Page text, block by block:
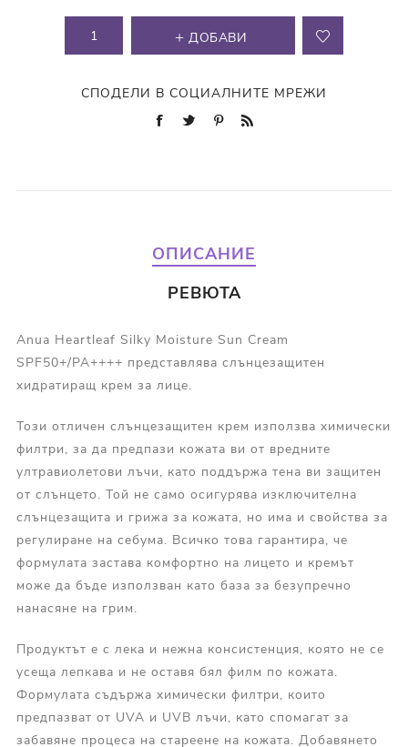
ДОБАВИ
СПОДЕЛИ В СОЦИАЛНИТЕ МРЕЖИ
ОПИСАНИЕ
РЕВЮТА
Anua Heartleaf Silky Moisture Sun Cream
SPF50+/PA++++ представлява слънцезащитен
хидратиращ крем за лице.
Този отличен слънцезащитен крем използва химически
филтри, за да предпази кожата ви от вредните
ултравиолетови лъчи, като поддържа тена ви защитен
от слънцето. Той не само осигурява изключителна
слънцезащита и грижа за кожата, но има и свойства за
регулиране на себума. Всичко това гарантира, че
формулата застава комфортно на лицето и кремът
може да бъде използван като база за безупречно
нанасяне на грим.
Продуктът е с лека и нежна консистенция, която не се
усеща лепкава и не оставя бял филм по кожата.
Формулата съдържа химически филтри, които
предпазват от UVA и UVB лъчи, като спомагат за
забавяне процеса на стареене на кожата. Добавянето